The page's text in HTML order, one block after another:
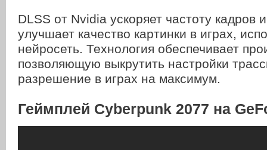
DLSS от Nvidia ускоряет частоту кадров
улучшает качество картинки в играх,
нейросеть. Технология обеспечивает
позволяющую выкрутить настройки
разрешение в играх на максимум.
Геймплей Cyberpunk 2077 на